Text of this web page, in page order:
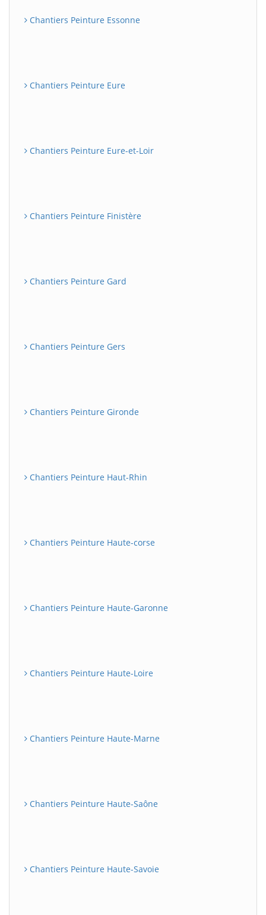
Chantiers Peinture Essonne
Chantiers Peinture Eure
Chantiers Peinture Eure-et-Loir
Chantiers Peinture Finistère
Chantiers Peinture Gard
Chantiers Peinture Gers
Chantiers Peinture Gironde
Chantiers Peinture Haut-Rhin
Chantiers Peinture Haute-corse
Chantiers Peinture Haute-Garonne
Chantiers Peinture Haute-Loire
Chantiers Peinture Haute-Marne
Chantiers Peinture Haute-Saône
Chantiers Peinture Haute-Savoie